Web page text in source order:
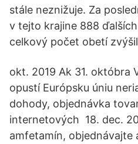
stále neznižuje. Za
v tejto krajine 888
celkový počet obetí
okt. 2019 Ak 31. októbra
opustí Európsku úniu
dohody, objednávka
internetových 18. dec.
amfetamín, objednávajte